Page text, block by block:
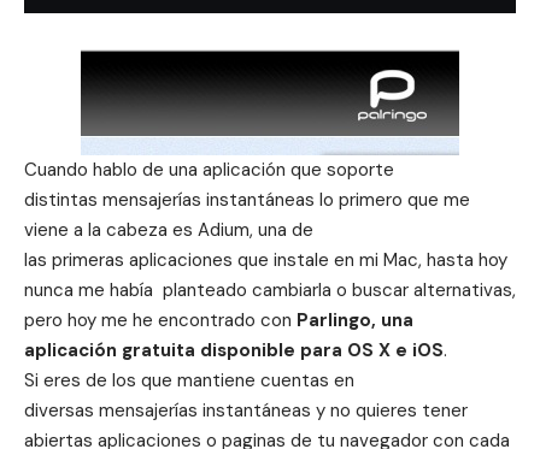
Cuando hablo de una aplicación que soporte
distintas mensajerías instantáneas lo primero que me
viene a la cabeza es Adium, una de
las primeras aplicaciones que instale en mi Mac, hasta hoy
nunca me había planteado cambiarla o buscar alternativas,
pero hoy me he encontrado con Parlingo, una
aplicación gratuita disponible para OS X e iOS.
Si eres de los que mantiene cuentas en
diversas mensajerías instantáneas y no quieres tener
abiertas aplicaciones o paginas de tu navegador con cada